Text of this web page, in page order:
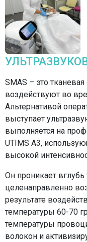
SMAS – это тканевая
воздействуют во
Альтернативой
выступает
выполняется на
UTIMS A3,
высокой
Он проникает
целенаправленно
результате
температуры 60-70
температуры
волокон и